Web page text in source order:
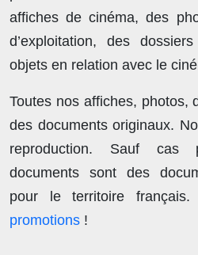
affiches de cinéma, des
d’exploitation, des
objets en relation avec le
Toutes nos affiches, photos,
des documents originaux.
reproduction. Sauf cas
documents sont des
pour le territoire français.
promotions !